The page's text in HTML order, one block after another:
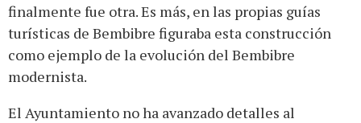
finalmente fue otra. Es más, en las propias guías
turísticas de Bembibre figuraba esta construcción
como ejemplo de la evolución del Bembibre
modernista.
El Ayuntamiento no ha avanzado detalles al